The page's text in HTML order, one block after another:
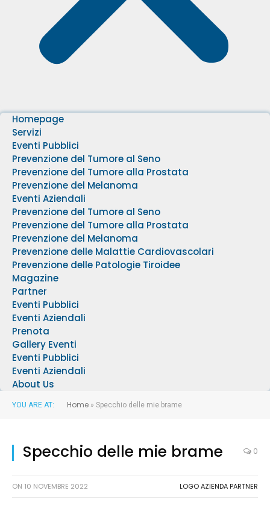
Homepage
Servizi
Eventi Pubblici
Prevenzione del Tumore al Seno
Prevenzione del Tumore alla Prostata
Prevenzione del Melanoma
Eventi Aziendali
Prevenzione del Tumore al Seno
Prevenzione del Tumore alla Prostata
Prevenzione del Melanoma
Prevenzione delle Malattie Cardiovascolari
Prevenzione delle Patologie Tiroidee
Magazine
Partner
Eventi Pubblici
Eventi Aziendali
Prenota
Gallery Eventi
Eventi Pubblici
Eventi Aziendali
About Us
YOU ARE AT: Home » Specchio delle mie brame
Specchio delle mie brame 0
ON 10 NOVEMBRE 2022 LOGO AZIENDA PARTNER